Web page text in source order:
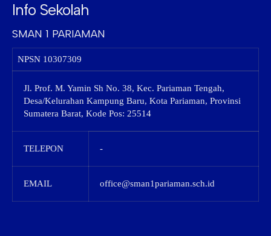
Info Sekolah
SMAN 1 PARIAMAN
NPSN 10307309
Jl. Prof. M. Yamin Sh No. 38, Kec. Pariaman Tengah,
Desa/Kelurahan Kampung Baru, Kota Pariaman, Provinsi
Sumatera Barat, Kode Pos: 25514
TELEPON -
EMAIL office@sman1pariaman.sch.id